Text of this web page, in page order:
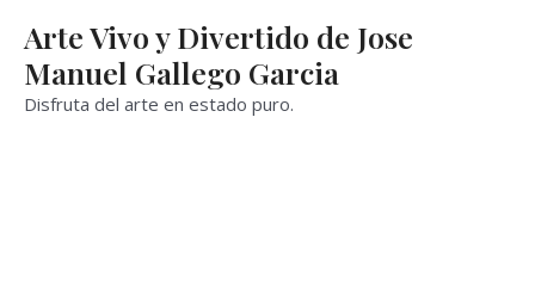
contenido
Arte Vivo y Divertido de Jose
Manuel Gallego Garcia
Disfruta del arte en estado puro.